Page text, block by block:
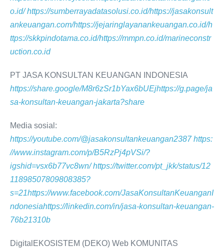
o.id/https://sumberrayadatasolusi.co.id/https://jasakonsult
ankeuangan.com/https://jejaringlayanankeuangan.co.id/h
ttps://skkpindotama.co.id/https://mmpn.co.id/marineconstr
uction.co.id
PT JASA KONSULTAN KEUANGAN INDONESIA
https://share.google/M8r6zSr1bYax6bUEjhttps://g.page/ja
sa-konsultan-keuangan-jakarta?share
Media sosial:
https://youtube.com/@jasakonsultankeuangan2387https:
//www.instagram.com/p/B5RzPj4pVSi/?
igshid=vsx6b77vc8wn/https://twitter.com/pt_jkk/status/12
11898507809808385?
s=21https://www.facebook.com/JasaKonsultanKeuanganI
ndonesiahttps://linkedin.com/in/jasa-konsultan-keuangan-
76b21310b
DigitalEKOSISTEM (DEKO) Web KOMUNITAS